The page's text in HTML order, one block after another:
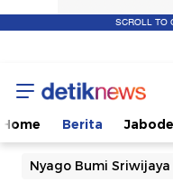
SCROLL TO
Home Berita
Nyago Bumi Sriwijaya